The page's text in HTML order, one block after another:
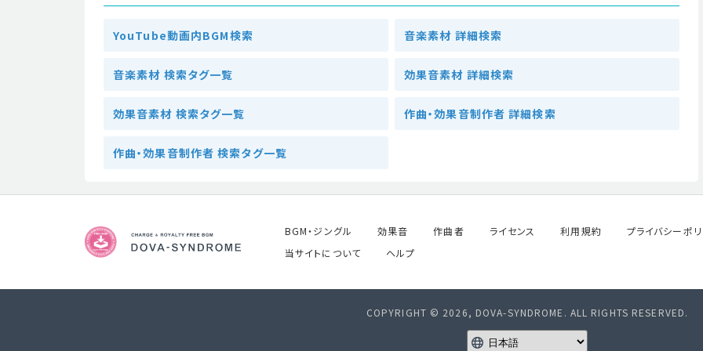
YouTube動画内BGM検索 音楽素材 詳細検索
音楽素材 検索タグ一覧 効果音素材 詳細検索
効果音素材 検索タグ一覧 作曲・効果音制作者 詳細検索
作曲・効果音制作者 検索タグ一覧
BGM・ジングル 効果音 作曲者 ライセンス 利用規約 プライバシーポ
当サイトについて
ヘルプ
COPYRIGHT © 2026, DOVA-SYNDROME. ALL RIGHTS RESERVED.